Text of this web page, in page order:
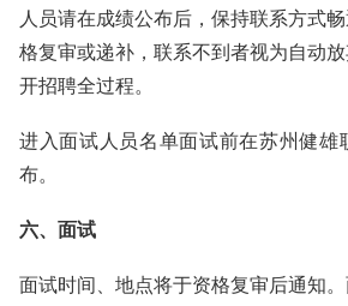
人员请在成绩公布后，保持联系方式
格复审或递补，联系不到者视为自动
开招聘全过程。
进入面试人员名单面试前在苏州健雄
布。
六、面试
面试时间、地点将于资格复审后通知